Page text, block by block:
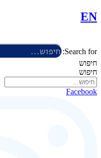
EN
Search for:
חיפוש
חיפוש
Facebook